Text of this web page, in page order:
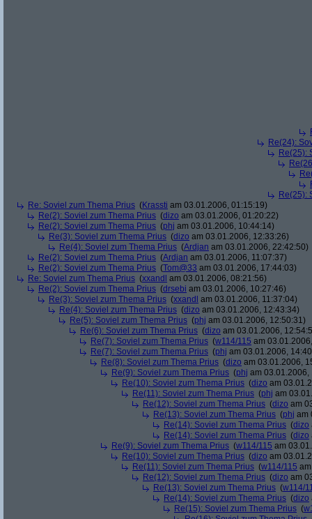
Re(24):
Re(25):
Re(25):
Re: Soviel zum Thema Prius (Krassti am 03.01.2006, 01:15:19)
Re(2): Soviel zum Thema Prius (dizo am 03.01.2006, 01:20:22)
Re(2): Soviel zum Thema Prius (phj am 03.01.2006, 10:44:14)
Re(3): Soviel zum Thema Prius (dizo am 03.01.2006, 12:33:26)
Re(4): Soviel zum Thema Prius (Ardjan am 03.01.2006, 22:42:50)
Re(2): Soviel zum Thema Prius (Ardjan am 03.01.2006, 11:07:37)
Re(2): Soviel zum Thema Prius (Tom@33 am 03.01.2006, 17:44:03)
Re: Soviel zum Thema Prius (xxandl am 03.01.2006, 08:21:56)
Re(2): Soviel zum Thema Prius (drsebi am 03.01.2006, 10:27:46)
Re(3): Soviel zum Thema Prius (xxandl am 03.01.2006, 11:37:04)
Re(4): Soviel zum Thema Prius (dizo am 03.01.2006, 12:43:34)
Re(5): Soviel zum Thema Prius (phj am 03.01.2006, 12:50:31)
Re(6): Soviel zum Thema Prius (dizo am 03.01.2006,
Re(7): Soviel zum Thema Prius (w114/115 am
Re(7): Soviel zum Thema Prius (phj am 03.01.2006,
Re(8): Soviel zum Thema Prius (dizo am 03.01.2006,
Re(9): Soviel zum Thema Prius (phj am 03.01.2006,
Re(10): Soviel zum Thema Prius (dizo am
Re(11): Soviel zum Thema Prius (phj am
Re(12): Soviel zum Thema Prius (dizo am
Re(13): Soviel zum Thema Prius (phj am
Re(14): Soviel zum Thema Prius (dizo
Re(14): Soviel zum Thema Prius (dizo
Re(9): Soviel zum Thema Prius (w114/115 am
Re(10): Soviel zum Thema Prius (dizo am
Re(11): Soviel zum Thema Prius (w114/115
Re(12): Soviel zum Thema Prius (dizo am
Re(13): Soviel zum Thema Prius (w114/
Re(14): Soviel zum Thema Prius (dizo
Re(15): Soviel zum Thema Prius (